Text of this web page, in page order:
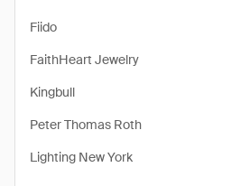
Fiido
FaithHeart Jewelry
Kingbull
Peter Thomas Roth
Lighting New York